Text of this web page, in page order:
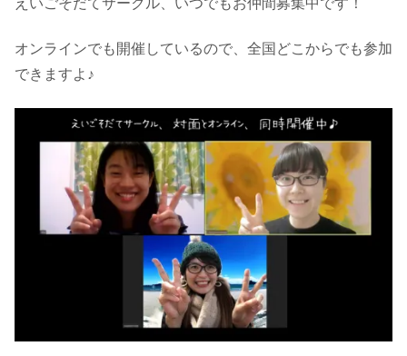
オンラインでも開催しているので、全国どこからでも参加
できますよ♪